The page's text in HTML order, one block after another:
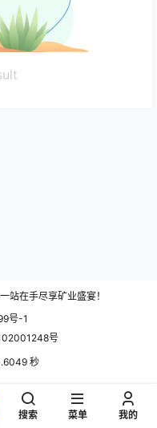
在手尽享矿业盛宴！
号-1
号
秒
搜索 菜单 我的